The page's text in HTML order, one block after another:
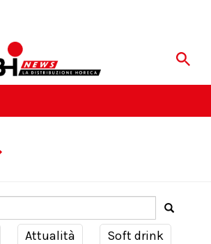
Attualità
Soft drink